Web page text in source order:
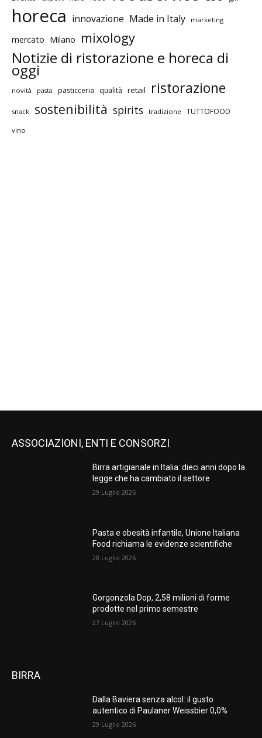
horeca innovazione Made in Italy marketing
mercato Milano mixology
Notizie di ristorazione e horeca di
oggi
novità pasta pasticceria qualità retail ristorazione
snack sostenibilità spirits tradizione TUTTOFOOD
vino
ASSOCIAZIONI, ENTI E CONSORZI
Birra artigianale in Italia: dieci anni dopo la
legge che ha cambiato il settore
29 Luglio 2026
Pasta e obesità infantile, Unione Italiana
Food richiama le evidenze scientifiche
28 Luglio 2026
Gorgonzola Dop, 2,58 milioni di forme
prodotte nel primo semestre
27 Luglio 2026
BIRRA
Dalla Baviera senza alcol: il gusto
autentico di Paulaner Weissbier 0,0%
29 Luglio 2026